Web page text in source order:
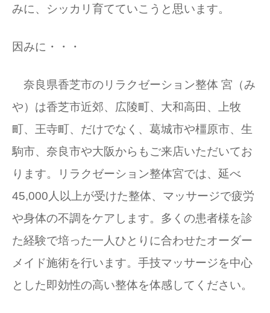
みに、シッカリ育てていこうと思います。
因みに・・・
奈良県香芝市のリラクゼーション整体 宮（み
や）は香芝市近郊、広陵町、大和高田、上牧
町、王寺町、だけでなく、葛城市や橿原市、生
駒市、奈良市や大阪からもご来店いただいてお
ります。リラクゼーション整体宮では、延べ
45,000人以上が受けた整体、マッサージで疲労
や身体の不調をケアします。多くの患者様を診
た経験で培った一人ひとりに合わせたオーダー
メイド施術を行います。手技マッサージを中心
とした即効性の高い整体を体感してください。